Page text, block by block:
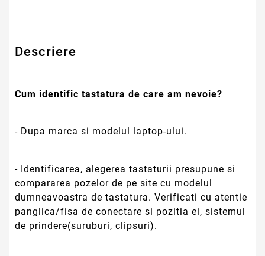
Descriere
Cum identific tastatura de care am nevoie?
- Dupa marca si modelul laptop-ului.
- Identificarea, alegerea tastaturii presupune si
compararea pozelor de pe site cu modelul
dumneavoastra de tastatura. Verificati cu atentie
panglica/fisa de conectare si pozitia ei, sistemul
de prindere(suruburi, clipsuri).